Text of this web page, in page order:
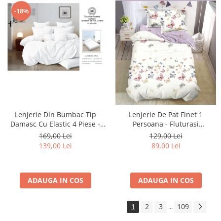
-18%
Lenjerie Din Bumbac Tip
Damasc Cu Elastic 4 Piese -
Alb
169,00 Lei
139,00 Lei
ADAUGA IN COS
Lenjerie De Pat Finet 1
Persoana - Fluturasi
Multicolori
129,00 Lei
89,00 Lei
ADAUGA IN COS
1 2 3 ... 109